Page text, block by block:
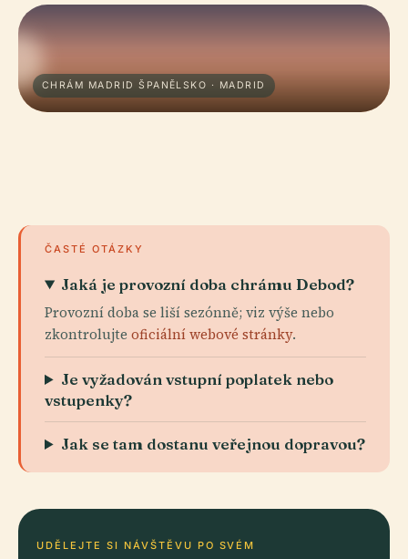
CHRÁM MADRID ŠPANĚLSKO · MADRID
ČASTÉ OTÁZKY
Jaká je provozní doba chrámu Debod?
Provozní doba se liší sezónně; viz výše nebo
zkontrolujte oficiální webové stránky.
Je vyžadován vstupní poplatek nebo
vstupenky?
Jak se tam dostanu veřejnou dopravou?
UDĚLEJTE SI NÁVŠTĚVU PO SVÉM